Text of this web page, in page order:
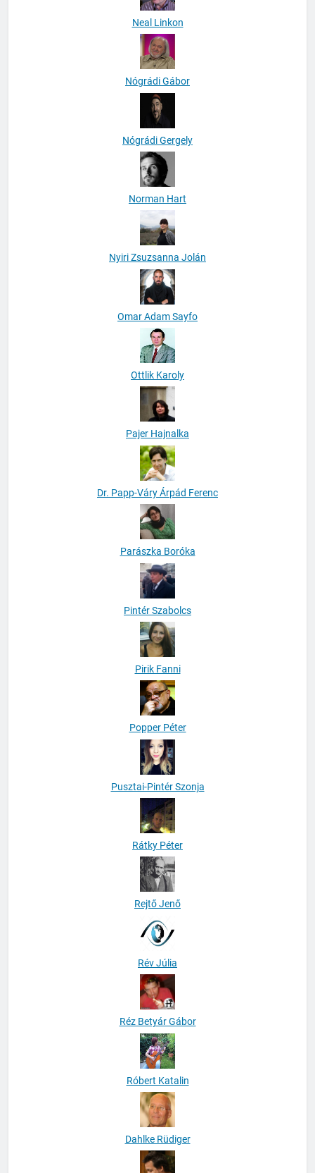
Neal Linkon
Nógrádi Gábor
Nógrádi Gergely
Norman Hart
Nyiri Zsuzsanna Jolán
Omar Adam Sayfo
Ottlik Karoly
Pajer Hajnalka
Dr. Papp-Váry Árpád Ferenc
Parászka Boróka
Pintér Szabolcs
Pirik Fanni
Popper Péter
Pusztai-Pintér Szonja
Rátky Péter
Rejtő Jenő
Rév Júlia
Réz Betyár Gábor
Róbert Katalin
Dahlke Rüdiger